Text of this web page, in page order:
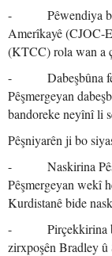
- Pêwendiya bi
Amerîkayê (CJOC-
(KTCC) rola wan a
- Dabeşbûna
Pêşmergeyan
bandoreke neyînî li
Pêşniyarên ji bo
- Naskirina
Pêşmergeyan wekî
Kurdistanê bide
- Pirçekkirina bi
zirxpoşên Bradley û